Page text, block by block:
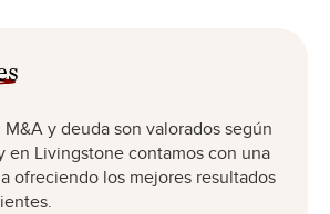
M&A y deuda son valorados según
en Livingstone contamos con una
ofreciendo los mejores resultados